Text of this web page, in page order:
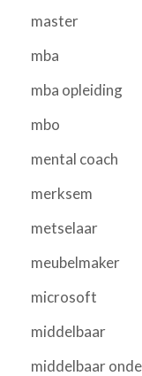
master
mba
mba opleiding
mbo
mental coach
merksem
metselaar
meubelmaker
microsoft
middelbaar
middelbaar